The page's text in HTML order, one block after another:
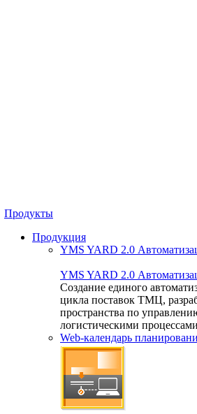
Продукты
Продукция
YMS YARD 2.0
YMS YARD 2.0
Создание единого
цикла поставок ТМЦ,
пространства по
логистическими процессами
Web-календарь